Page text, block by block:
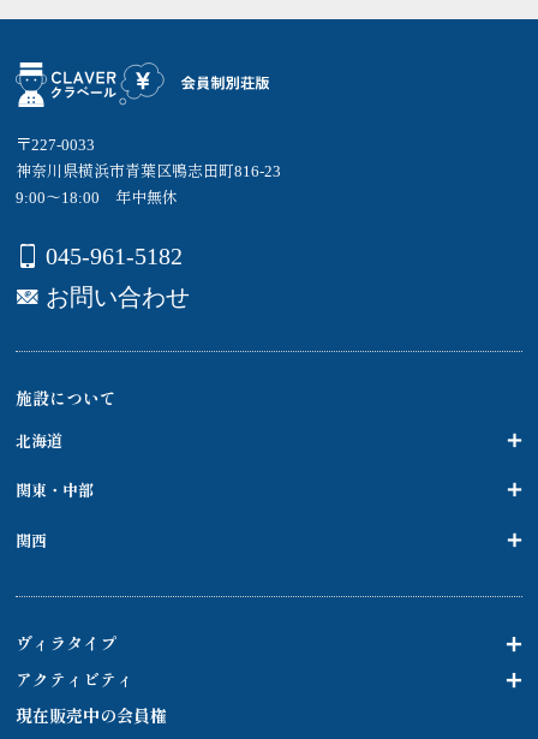
〒227-0033
神奈川県横浜市青葉区鴨志田町816-23
9:00～18:00 年中無休
045-961-5182
お問い合わせ
施設について
北海道
関東・中部
関西
ヴィラタイプ
アクティビティ
現在販売中の会員権